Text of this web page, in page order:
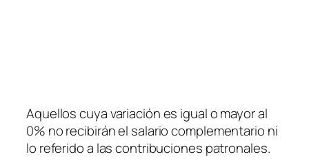
Aquellos cuya variación es igual o mayor al
0% no recibirán el salario complementario ni
lo referido a las contribuciones patronales.